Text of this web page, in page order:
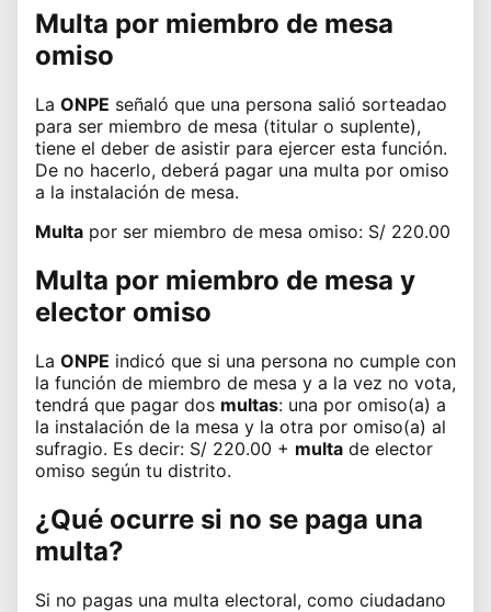
Multa por miembro de mesa
omiso
La ONPE señaló que una persona salió sorteadao
para ser miembro de mesa (titular o suplente),
tiene el deber de asistir para ejercer esta función.
De no hacerlo, deberá pagar una multa por omiso
a la instalación de mesa.
Multa por ser miembro de mesa omiso: S/ 220.00
Multa por miembro de mesa y
elector omiso
La ONPE indicó que si una persona no cumple con
la función de miembro de mesa y a la vez no vota,
tendrá que pagar dos multas: una por omiso(a) a
la instalación de la mesa y la otra por omiso(a) al
sufragio. Es decir: S/ 220.00 + multa de elector
omiso según tu distrito.
¿Qué ocurre si no se paga una
multa?
Si no pagas una multa electoral, como ciudadano